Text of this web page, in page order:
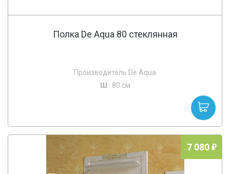
Полка De Aqua 80 стеклянная
Производитель De Aqua
Ш : 80 см
7 080